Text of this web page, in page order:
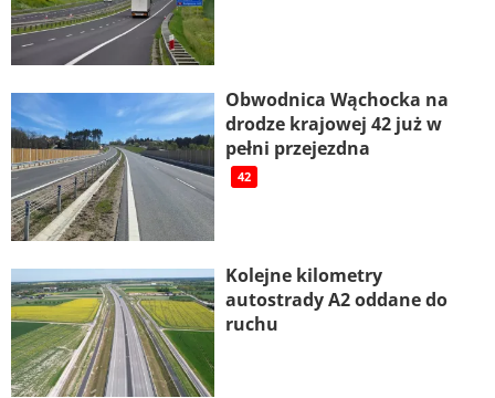
Obwodnica Wąchocka na
drodze krajowej 42 już w
pełni przejezdna
42
Kolejne kilometry
autostrady A2 oddane do
ruchu